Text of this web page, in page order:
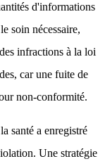
d'informations
soin nécessaire,
infractions à la loi
car une fuite de
non-conformité.
santé a enregistré
Une stratégie